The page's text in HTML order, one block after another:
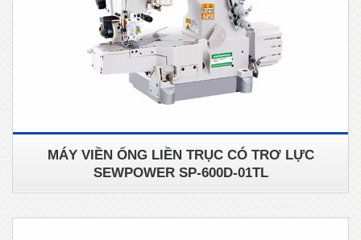
MÁY VIỀN ỐNG LIỀN TRỤC CÓ TRƠ LỰC
SEWPOWER SP-600D-01TL